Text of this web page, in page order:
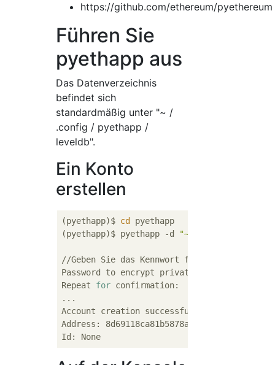
https://github.com/ethereum/pyethereum
Führen Sie
pyethapp aus
Das Datenverzeichnis
befindet sich
standardmäßig unter "~ /
.config / pyethapp /
leveldb".
Ein Konto
erstellen
(pyethapp)$ cd
pyethapp
(pyethapp)$ pyethapp -d
"~/.config/
//Geben Sie das Kennwort für den privaten
Password to encrypt private key:
Repeat for confirmation:
...
Account creation successful
Address: